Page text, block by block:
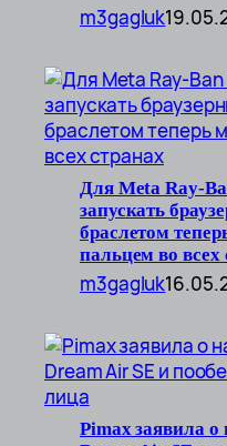
m3gagluk
Для Meta Ray-
запускать
браслетом
пальцем во всех
m3gagluk
Pimax заявила о